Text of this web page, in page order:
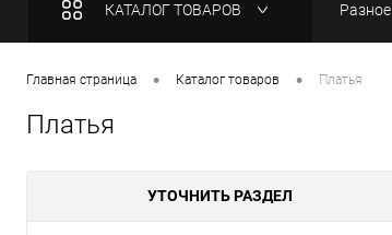
КАТАЛОГ ТОВАРОВ Разное
Главная страница • Каталог товаров • Платья
Платья
УТОЧНИТЬ РАЗДЕЛ